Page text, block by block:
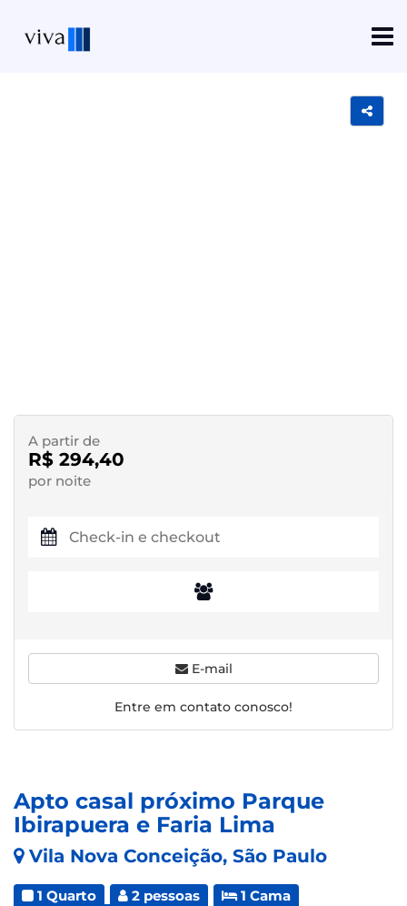
Apto casal próximo Parque
Ibirapuera e Faria Lima
Vila Nova Conceição, São Paulo
1 Quarto 2 pessoas
1 Cama
A partir de
R$ 294,40
por noite
E-mail
Entre em contato conosco!